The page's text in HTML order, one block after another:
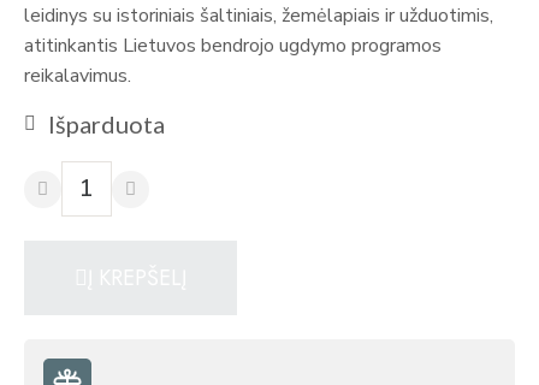
leidinys su istoriniais šaltiniais, žemėlapiais ir užduotimis,
atitinkantis Lietuvos bendrojo ugdymo programos
reikalavimus.
Išparduota